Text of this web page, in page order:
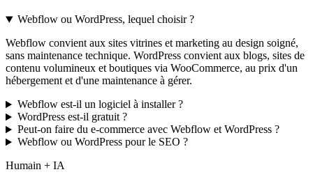
Webflow ou WordPress, lequel choisir ?
Webflow convient aux sites vitrines et marketing au design soigné,
sans maintenance technique. WordPress convient aux blogs, sites de
contenu volumineux et boutiques via WooCommerce, au prix d'un
hébergement et d'une maintenance à gérer.
Webflow est-il un logiciel à installer ?
WordPress est-il gratuit ?
Peut-on faire du e-commerce avec Webflow et WordPress ?
Webflow ou WordPress pour le SEO ?
Humain + IA